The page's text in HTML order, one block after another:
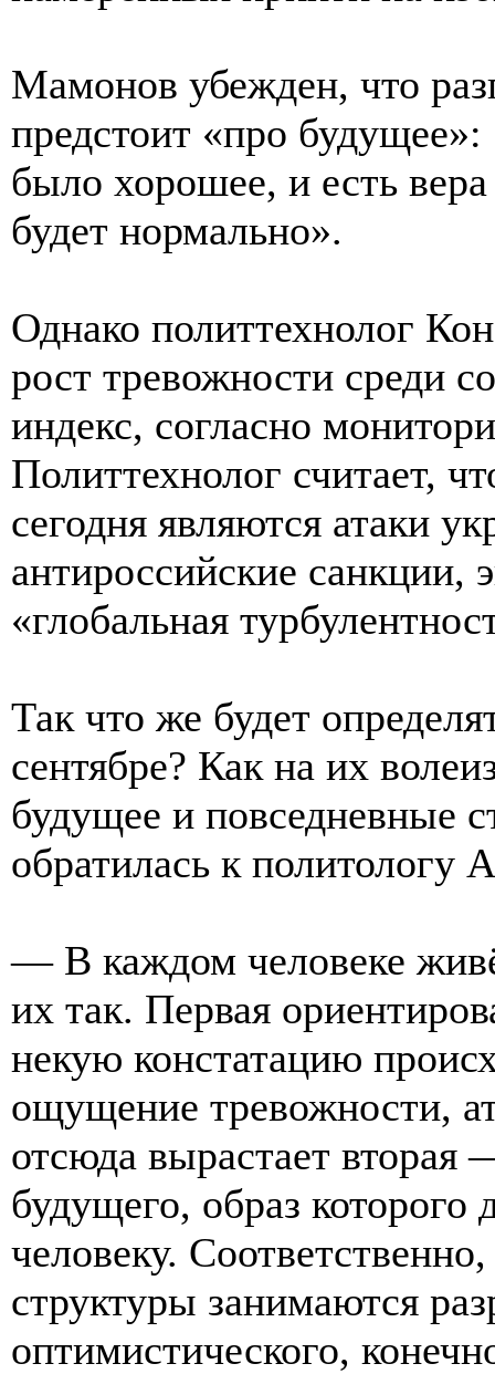
Мамонов убежден, что
предстоит «про
было хорошее, и есть
будет нормально».
Однако политтехнолог
рост тревожности среди
индекс, согласно
Политтехнолог считает,
сегодня являются атаки
антироссийские санкции,
«глобальная
Так что же будет
сентябре? Как на их
будущее и повседневные
обратилась к политологу
— В каждом человеке
их так. Первая
некую констатацию
ощущение тревожности,
отсюда вырастает
будущего, образ
человеку.
структуры занимаются
оптимистического,